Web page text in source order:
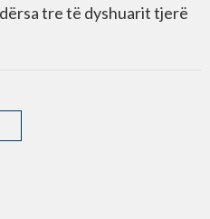
tre të dyshuarit tjerë